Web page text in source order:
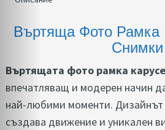
Въртяща Фото Рамка
Снимки
Въртящата фото рамка
впечатляващ и модерен начин
най-любими моменти. Дизайнът
създава движение и уникален